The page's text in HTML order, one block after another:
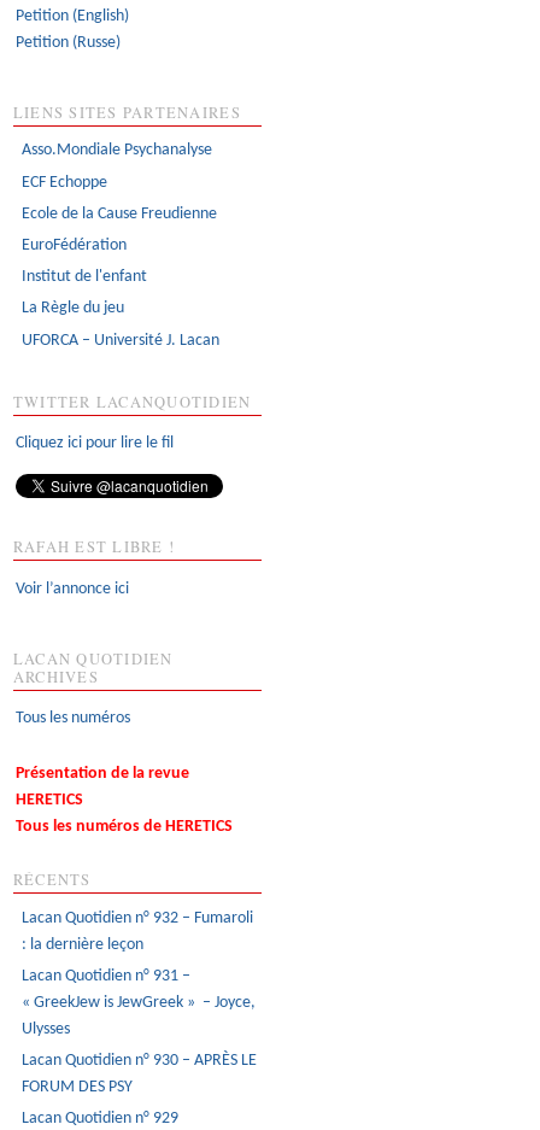
Petition (English)
Petition (Russe)
LIENS SITES PARTENAIRES
Asso.Mondiale Psychanalyse
ECF Echoppe
Ecole de la Cause Freudienne
EuroFédération
Institut de l'enfant
La Règle du jeu
UFORCA – Université J. Lacan
TWITTER LACANQUOTIDIEN
Cliquez ici pour lire le fil
RAFAH EST LIBRE !
Voir l’annonce ici
LACAN QUOTIDIEN
ARCHIVES
Tous les numéros
Présentation de la revue
HERETICS
Tous les numéros de HERETICS
RÉCENTS
Lacan Quotidien n° 932 – Fumaroli
: la dernière leçon
Lacan Quotidien n° 931 –
« GreekJew is JewGreek » – Joyce,
Ulysses
Lacan Quotidien n° 930 – APRÈS LE
FORUM DES PSY
Lacan Quotidien n° 929